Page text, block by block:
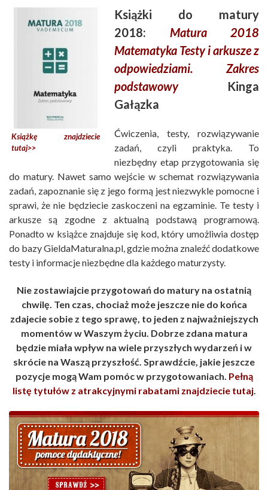
Książkę znajdziecie
tutaj>>
Książki do matury
2018: Matura 2018
Matematyka Testy i arkusze z
odpowiedziami. Zakres
podstawowy
Kinga
Gałązka
Ćwiczenia, testy, rozwiązywanie
zadań, czyli praktyka. To
niezbędny etap przygotowania się
do matury. Nawet samo wejście w schemat rozwiązywania
zadań, zapoznanie się z jego formą jest niezwykle pomocne i
sprawi, że nie będziecie zaskoczeni na egzaminie. Te testy i
arkusze są zgodne z aktualną podstawą programową.
Ponadto w książce znajduje się kod, który umożliwia dostęp
do bazy GieldaMaturalna.pl, gdzie można znaleźć dodatkowe
testy i informacje niezbędne dla każdego maturzysty.
Nie zostawiajcie przygotowań do matury na ostatnią
chwilę. Ten czas, chociaż może jeszcze nie do końca
zdajecie sobie z tego sprawę, to jeden z najważniejszych
momentów w Waszym życiu. Dobrze zdana matura
będzie miała wpływ na wiele przyszłych wydarzeń i w
skrócie na Waszą przyszłość. Sprawdźcie, jakie jeszcze
pozycje mogą Wam pomóc w przygotowaniach. Pełną
listę tytułów z atrakcyjnymi rabatami znajdziecie tutaj.